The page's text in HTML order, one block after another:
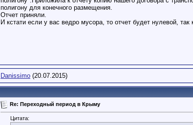
полигону для конечного размещения.
Отчет приняли.
И кстати если у вас ведро мусора, то отчет будет нулевой,
Danissimo (20.07.2015)
Re: Переходный период в Крыму
Цитата: